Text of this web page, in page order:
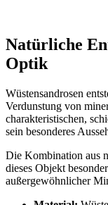
Natürliche
Optik
Wüstensandrosen
Verdunstung von
charakteristischen,
sein besonderes
Die Kombination aus
dieses Objekt
außergewöhnlicher